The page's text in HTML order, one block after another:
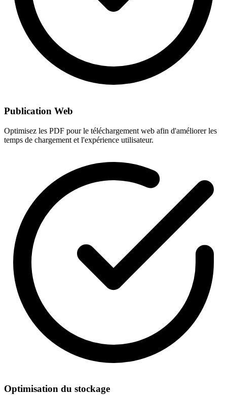
Publication Web
Optimisez les PDF pour le téléchargement web afin d'améliorer les
temps de chargement et l'expérience utilisateur.
Optimisation du stockage